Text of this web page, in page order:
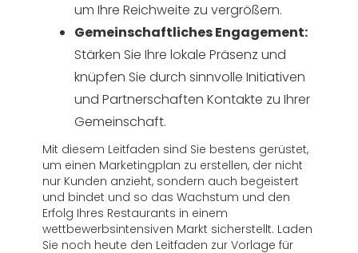
um Ihre Reichweite zu vergrößern.
Gemeinschaftliches Engagement:
Stärken Sie Ihre lokale Präsenz und
knüpfen Sie durch sinnvolle Initiativen
und Partnerschaften Kontakte zu Ihrer
Gemeinschaft.
Mit diesem Leitfaden sind Sie bestens gerüstet,
um einen Marketingplan zu erstellen, der nicht
nur Kunden anzieht, sondern auch begeistert
und bindet und so das Wachstum und den
Erfolg Ihres Restaurants in einem
wettbewerbsintensiven Markt sicherstellt. Laden
Sie noch heute den Leitfaden zur Vorlage für